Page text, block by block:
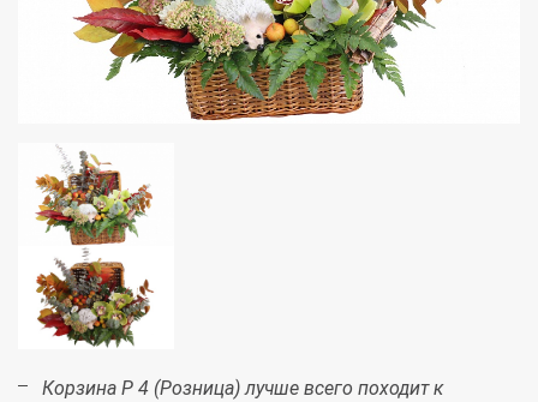
Корзина Р 4 (Розница) лучше всего походит к